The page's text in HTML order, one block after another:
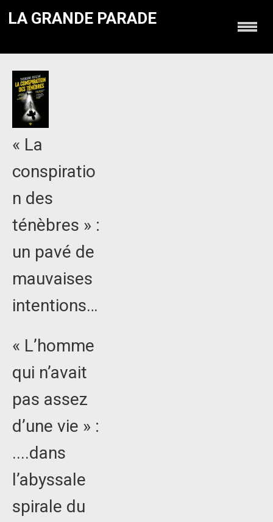
LA GRANDE PARADE
« La
conspiratio
n des
ténèbres » :
un pavé de
mauvaises
intentions…
« L’homme
qui n’avait
pas assez
d’une vie » :
....dans
l’abyssale
spirale du